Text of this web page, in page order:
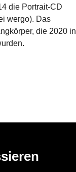
die Portrait-CD
wergo). Das
die 2020 in